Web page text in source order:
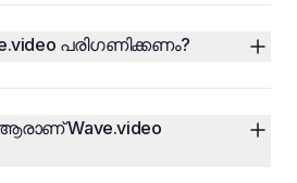
പരിഗണിക്കണം?
Wave.video